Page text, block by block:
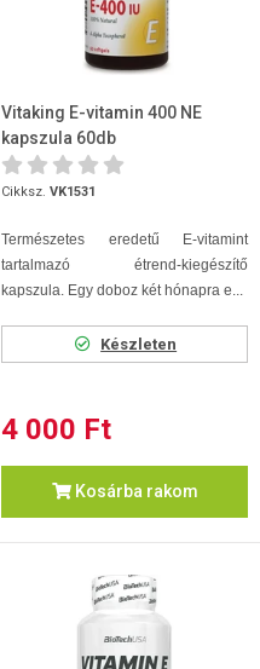
Vitaking E-vitamin 400 NE
kapszula 60db
Cikksz. VK1531
Természetes eredetű E-vitamint
tartalmazó étrend-kiegészítő
kapszula. Egy doboz két hónapra e...
Készleten
4 000 Ft
Kosárba rakom